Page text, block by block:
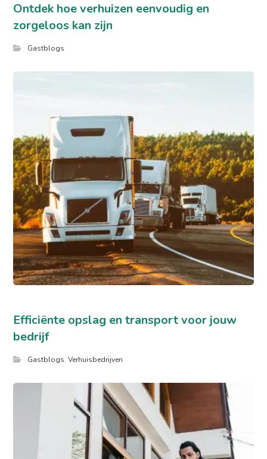
Ontdek hoe verhuizen eenvoudig en
zorgeloos kan zijn
Gastblogs
Efficiënte opslag en transport voor jouw
bedrijf
Gastblogs,Verhuisbedrijven